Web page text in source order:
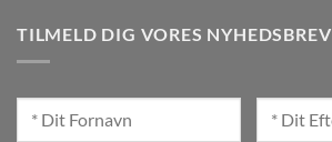
TILMELD DIG VORES NYHEDSBREV